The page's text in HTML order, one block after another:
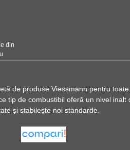
din
de produse Viessmann pentru toate
tip de combustibil oferă un nivel inalt
și stabilește noi standarde.